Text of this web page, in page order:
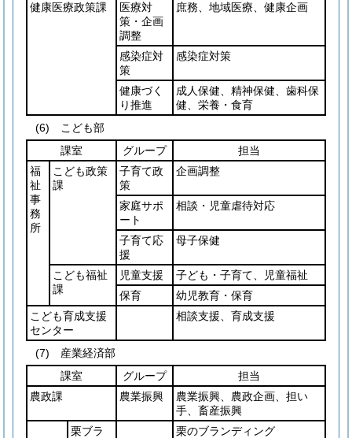
健康医療政策課
医療対
策・企画
調整
庶務、地域医療、健康企画
感染症対
策
感染症対策
健康づく
り推進
成人保健、精神保健、歯科保
健、栄養・食育
(6)
こども部
課室
グループ
担当
福
祉
事
務
所
こども政策
課
子育て政
策
企画調整
家庭サポ
ート
相談・児童虐待対応
子育て応
援
母子保健
こども福祉
課
児童支援
子ども・子育て、児童福祉
保育
幼児教育・保育
こども育成支援
センター
相談支援、育成支援
(7)
産業経済部
課室
グループ
担当
農政課
農業振興
農業振興、農政企画、担い
手、畜産振興
栗ブラ
栗のブランディング